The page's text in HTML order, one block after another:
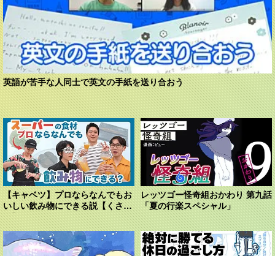
英語が苦手な人同士で英文の手紙を送り合おう
【キャベツ】プロならなんでもお
いしい飲み物にできる説【くさ
や】
レッツゴー怪奇組おかわり 第九話
「夏の行楽スペシャル」